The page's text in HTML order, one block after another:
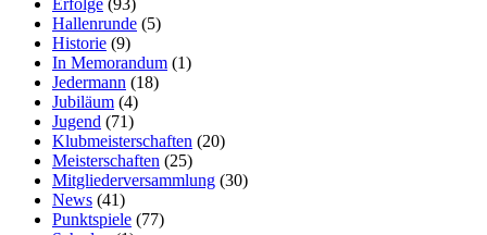
Hallenrunde (5)
Historie (9)
In Memorandum (1)
Jedermann (18)
Jubiläum (4)
Jugend (71)
Klubmeisterschaften (20)
Meisterschaften (25)
Mitgliederversammlung (30)
News (41)
Punktspiele (77)